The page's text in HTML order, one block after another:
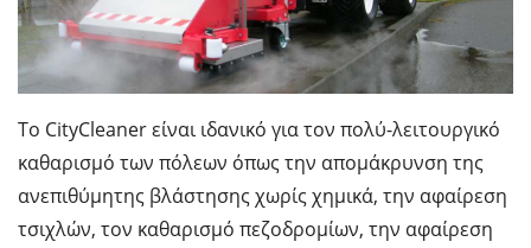
Το CityCleaner είναι ιδανικό για τον πολύ-λειτουργικό
καθαρισμό των πόλεων όπως την απομάκρυνση της
ανεπιθύμητης βλάστησης χωρίς χημικά, την αφαίρεση
τσιχλών, τον καθαρισμό πεζοδρομίων, την αφαίρεση